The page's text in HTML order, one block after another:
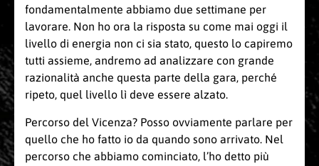
fondamentalmente abbiamo due settimane per
lavorare. Non ho ora la risposta su come mai oggi il
livello di energia non ci sia stato, questo lo capiremo
tutti assieme, andremo ad analizzare con grande
razionalità anche questa parte della gara, perché
ripeto, quel livello lì deve essere alzato.
Percorso del Vicenza? Posso ovviamente parlare per
quello che ho fatto io da quando sono arrivato. Nel
percorso che abbiamo cominciato, l’ho detto più